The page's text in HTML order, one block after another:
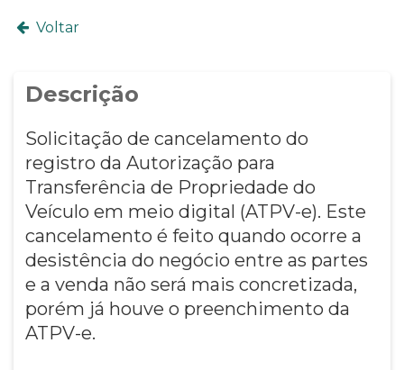
Voltar
Descrição
Solicitação de cancelamento do
registro da Autorização para
Transferência de Propriedade do
Veículo em meio digital (ATPV-e). Este
cancelamento é feito quando ocorre a
desistência do negócio entre as partes
e a venda não será mais concretizada,
porém já houve o preenchimento da
ATPV-e.